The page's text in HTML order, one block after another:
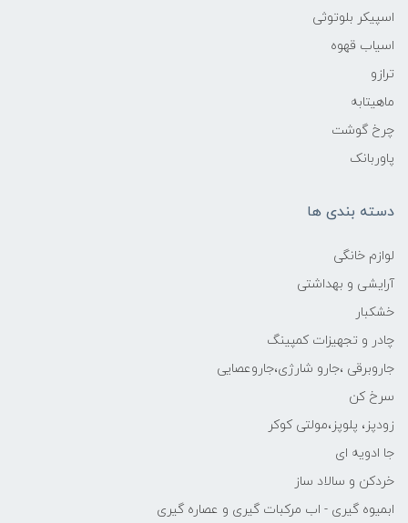
اسپیکر بلوتوثی
اسیاب قهوه
ترازو
ماهیتابه
چرخ گوشت
پاوربانک
دسته بندی ها
لوازم خانگی
آرایشی و بهداشتی
خشکبار
چادر و تجهیزات کمپینگ
جاروبرقی ،جارو شارژی،جاروعصایی
سرخ کن
زودپز، پلوپز،مولتی کوکر
جا ادویه ای
خردکن و سالاد ساز
ابمیوه گیری - اب مرکبات گیری و عصاره گیری